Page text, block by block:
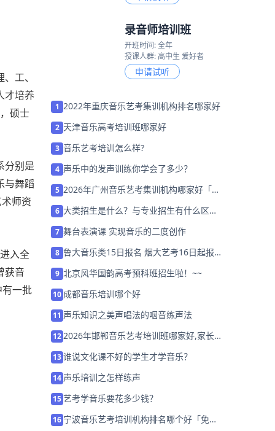
工、
才培养
硕士
分别是
与舞蹈
师资
入全
获音
有一批
音乐高考全年班
授课人群: 高二 高三
申请试听
暑假预科集训班
授课人群: 初中-高中
申请试听
音乐出国留学班
开班时间: 全年
申请试听
录音师培训班
授课人群: 高中生 爱好者
申请试听
前集训营招生」
别？